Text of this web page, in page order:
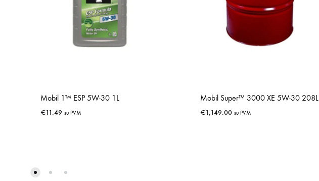
Mobil 1™ ESP 5W-30 1L
€11.49 su PVM
Mobil Super™ 3000 XE 5W-30 208L
€1,149.00 su PVM